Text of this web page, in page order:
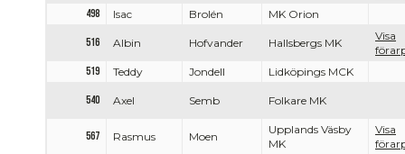
498
Isac Brolén MK Orion
516 Albin Hofvander Hallsbergs MK
Visa
519
Teddy Jondell Lidköpings MCK
540 Axel Semb Folkare MK
567 Rasmus Moen
Upplands Väsby
MK
Visa